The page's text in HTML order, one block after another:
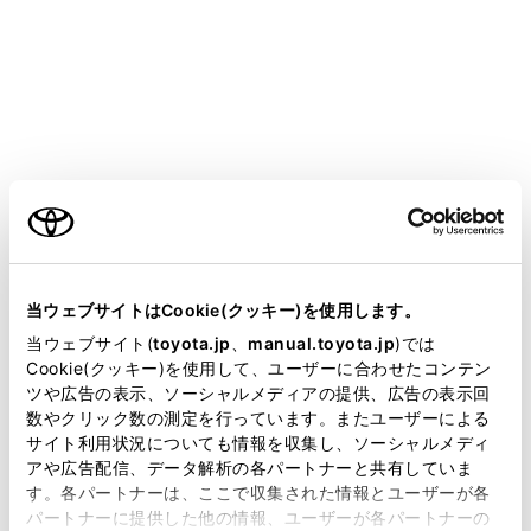
当ウェブサイトはCookie(クッキー)を使用します。
当ウェブサイト(toyota.jp manual.toyota.jp)では
Cookie(クッキー)を使用して、ユーザーに合わせたコンテン
ツや広告の表示、ソーシャルメディアの提供、広告の表示回
数やクリック数の測定を行っています。またユーザーによる
サイト利用状況についても情報を収集し、ソーシャルメディ
アや広告配信、データ解析の各パートナーと共有していま
す。各パートナーは、ここで収集された情報とユーザーが各
パートナーに提供した他の情報、ユーザーが各パートナーの
メニュー
基本機能
ドライバーモニターの設定を変更する
が掲載されているわけではありません。
掲載している取扱説明書はお客様の年式に合致しない場合
があります。
取扱説明書は、弊社が著作権その他の知的財産権を保有し
ます。弊社の許可なく、取扱説明書の一部または全部を、
複製、複写、改変もしくは配信等することはできません。
当サイトの利用、または利用できなかったことにより万一
損害が生じても、弊社は一切責任を負いません。